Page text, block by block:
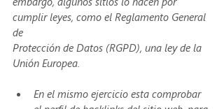
cumplir leyes, como el Reglamento General
de
Protección de Datos (RGPD), una ley de la
Unión Europea.
En el mismo ejercicio esta comprobar